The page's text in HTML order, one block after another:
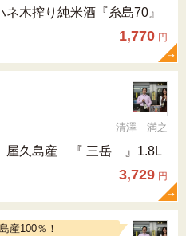
ネ木搾り純米酒『糸島70』
1,770 円
清澤 満之
屋久島産 『 三岳 』1.8L
3,729 円
産100％！